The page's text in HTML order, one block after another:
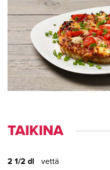
TAI­KI­NA
2 1/2 dl
vettä